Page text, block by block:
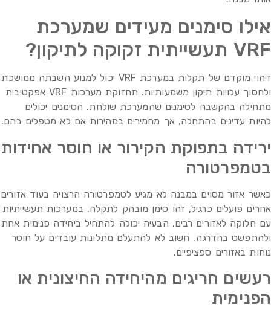
אילו סימנים מעידים שמערכת
VRF תעשייתית זקוקה לתיקון?
זיהוי מוקדם של תקלות במערכת VRF יכול למנוע השבתה ממושכת
ולחסוך עלויות תיקון משמעותיות. תחזוקת מערכות VRF אפקטיבית
מתחילה בהקשבה לסימנים שהמערכת שולחת. הסימנים יכולים
להיות עדינים בהתחלה, אך מחמירים במהירות אם לא מטפלים בהם.
ירידה בתפוקת הקירור או חוסר אחידות
בטמפרטורה
כאשר אזור מסוים במבנה לא מגיע לטמפרטורה הרצויה בעוד אזורים
אחרים פועלים כרגיל, זהו סימן מובהק לתקלה. במערכות תעשייתיות
עם חלוקה לאזורים רבים, הבעיה יכולה להתחיל ביחידה פנימית אחת
ולהתפשט בהדרגה. חשוב לא להתעלם מתלונות עובדים על חוסר
נוחות באזורים ספציפיים.
רעשים חריגים מהיחידה החיצונית או
הפנימית